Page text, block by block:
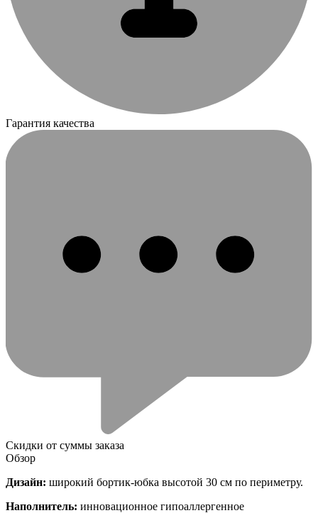
Гарантия качества
Скидки от суммы заказа
Обзор
Дизайн: широкий бортик-юбка высотой 30 см по периметру.
Наполнитель: инновационное гипоаллергенное